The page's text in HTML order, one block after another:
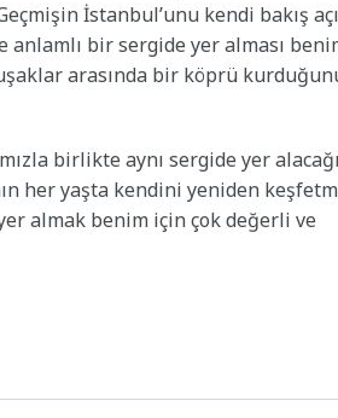
İstanbul’unu kendi bakış
anlamlı bir sergide yer alması
arasında bir köprü
birlikte aynı sergide yer
her yaşta kendini yeniden
almak benim için çok değerli ve